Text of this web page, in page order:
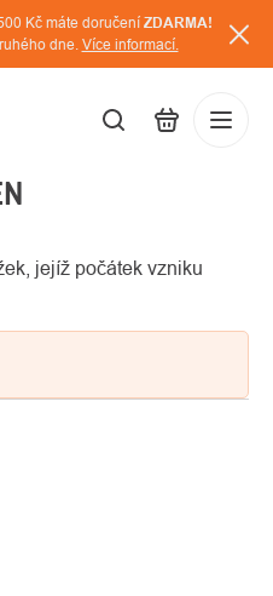
Kč máte doručení ZDARMA!
dne. Více informací.
jejíž počátek vzniku